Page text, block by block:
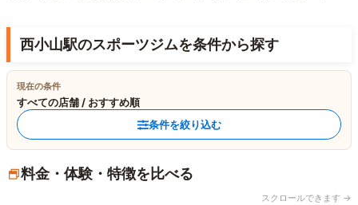
西小山駅のスポーツジムを条件から探す
現在の条件
すべての店舗 / おすすめ順
条件を絞り込む
料金・体験・特徴を比べる
スクロールできます →